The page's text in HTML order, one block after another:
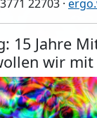
22703 ·
15 Jahre
wir